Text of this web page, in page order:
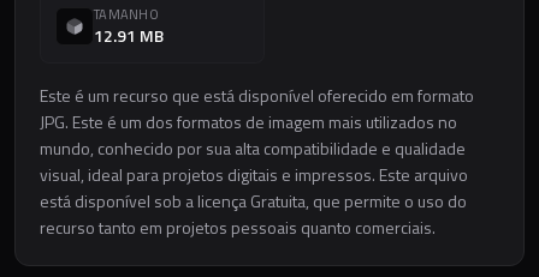
TAMANHO
12.91 MB
Este é um recurso que está disponível oferecido em formato
JPG. Este é um dos formatos de imagem mais utilizados no
mundo, conhecido por sua alta compatibilidade e qualidade
visual, ideal para projetos digitais e impressos. Este arquivo
está disponível sob a licença Gratuita, que permite o uso do
recurso tanto em projetos pessoais quanto comerciais.